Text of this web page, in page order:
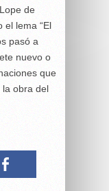
de
el lema “El
pasó a
nuevo o
que
la obra del